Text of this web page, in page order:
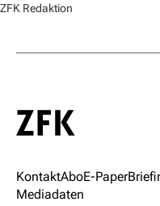
ZFK Redaktion
KontaktAboE-Paper
Mediadaten